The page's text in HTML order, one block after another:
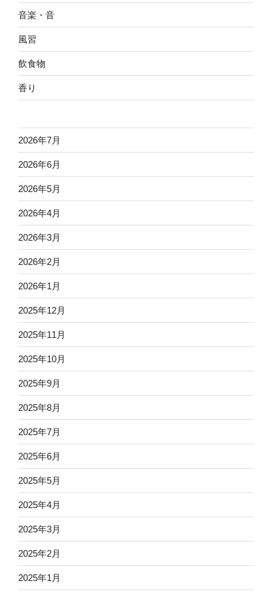
音楽・音
風習
飲食物
香り
2026年7月
2026年6月
2026年5月
2026年4月
2026年3月
2026年2月
2026年1月
2025年12月
2025年11月
2025年10月
2025年9月
2025年8月
2025年7月
2025年6月
2025年5月
2025年4月
2025年3月
2025年2月
2025年1月